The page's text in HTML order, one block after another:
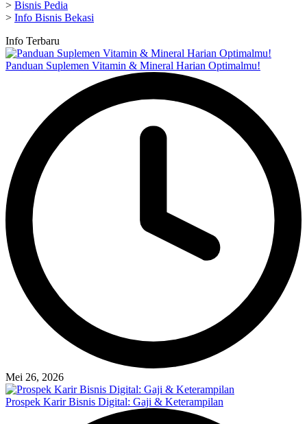
> Bisnis Pedia
> Info Bisnis Bekasi
Info Terbaru
Panduan Suplemen Vitamin & Mineral Harian Optimalmu!
Mei 26, 2026
Prospek Karir Bisnis Digital: Gaji & Keterampilan